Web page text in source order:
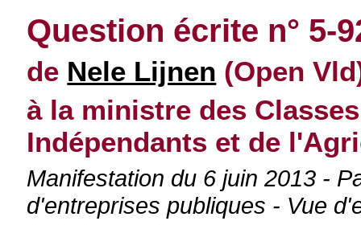
Question écrite n° 5-
de Nele Lijnen (Open
à la ministre des
Indépendants et de
Manifestation du 6 juin 2013 -
d'entreprises publiques - Vue